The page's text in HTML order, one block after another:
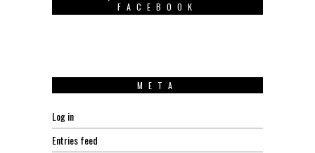
FACEBOOK
META
Log in
Entries feed